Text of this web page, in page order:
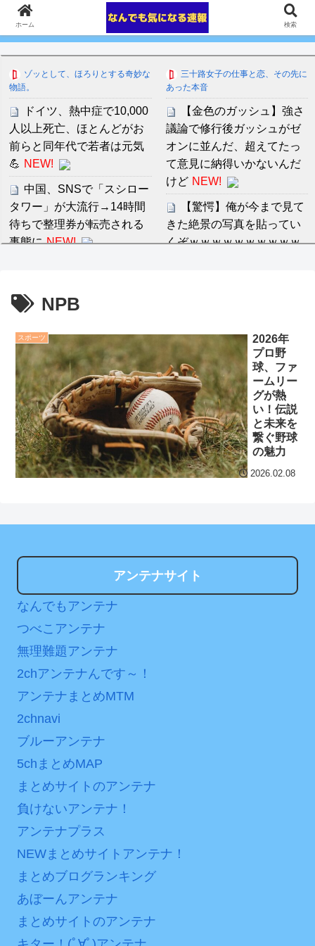
ゾッとして、ほろりとする奇妙な
物語。
ドイツ、熱中症で10,000
人以上死亡、ほとんどがお
前らと同年代で若者は元気
💪 NEW!
中国、SNSで「スシロー
タワー」が大流行→14時間
待ちで整理券が転売される
事態に NEW!
【朗報】阪神前川、4試
からヒット！「結果を残す
しかない」
NEW!
ＮＨＫが映らないテレビ
で料金は不当と主張してい
た主婦の裁判が……
クレバテスⅡ-魔獣の王と
偽りの勇者伝承- 第4話 感
【画像】発達障害の子ど
分からないらしい
次予選3連勝も、海外ファン
は采配に辛辣「おそろしい
はチキン」
七ツ森りり ご令嬢と召使
いの禁断の恋…1日だけ許さ
れた夫婦としての時間をひ
たすら愛し合う。
Powered by livedoor 相
互RSS
三十路女子の仕事と恋、その先に
あった本音
【金色のガッシュ】強さ
議論で修行後ガッシュがゼ
オンに並んだ、超えてたっ
て意見に納得いかないんだ
けど NEW!
【驚愕】俺が今まで見て
きた絶景の写真を貼ってい
くぞｗｗｗｗｗｗｗｗｗｗ
セ・リーグ出塁回数ラン
キング 直近3週間｜2026年
8/3まで
【地獄のような聴聞会】
Ｗ杯１次Ｌ敗退の韓国 議員
が「なぜ負けたのか？」ソ
ン・フンミン先発落ちは
「監督の報復」
代」に突入！アトラクショ
ンパスがどれもこれも1500
円の課金チケに
NPB
スポーツ
2026年
プロ野
球、ファ
ームリー
グが熱
い！伝説
と未来を
繋ぐ野球
の魅力
2026.02.08
アンテナサイト
なんでもアンテナ
つべこアンテナ
無理難題アンテナ
2chアンテナんです～！
アンテナまとめMTM
2chnavi
ブルーアンテナ
5chまとめMAP
まとめサイトのアンテナ
負けないアンテナ！
アンテナプラス
NEWまとめサイトアンテナ！
まとめブログランキング
あぼーんアンテナ
まとめサイトのアンテナ
ホーム 検索